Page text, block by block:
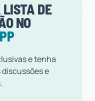
DE
NO
e tenha
discussões e